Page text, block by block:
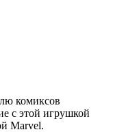
комиксов
с этой игрушкой
Marvel.